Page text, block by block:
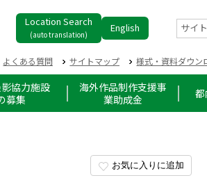
Location Search
(auto translation)
English サイ
よくある質問 サイトマップ 様式・資料ダウン
協力施設
募集
海外作品制作支援事
業助成金
お気に入りに追加